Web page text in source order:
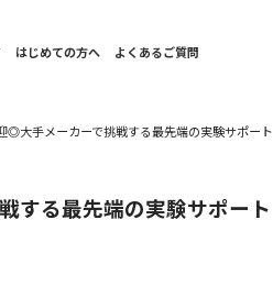
はじめての方へ よくあるご質問
◎大手メーカーで挑戦する最先端の実験サポート
する最先端の実験サポート